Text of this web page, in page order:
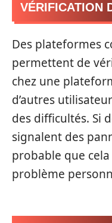
VÉRIFICATION
Des plateformes
permettent de
chez une
d’autres
des difficultés. Si
signalent des
probable que
problème